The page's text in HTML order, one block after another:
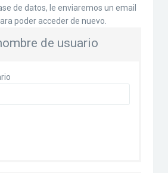
de datos, le enviaremos un email
poder acceder de nuevo.
de usuario